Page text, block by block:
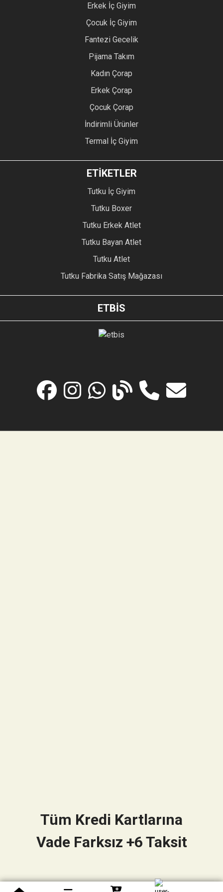
Erkek İç Giyim
Çocuk İç Giyim
Fantezi Gecelik
Pijama Takım
Kadın Çorap
Erkek Çorap
Çocuk Çorap
İndirimli Ürünler
Termal İç Giyim
ETİKETLER
Tutku İç Giyim
Tutku Boxer
Tutku Erkek Atlet
Tutku Bayan Atlet
Tutku Atlet
Tutku Fabrika Satış Mağazası
ETBİS
Tüm Kredi Kartlarına
Vade Farksız +6 Taksit